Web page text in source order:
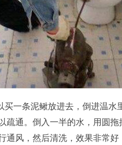
一条泥鳅放进去，倒进温水
疏通。倒入一半的水，用圆
通风，然后清洗，效果非常好